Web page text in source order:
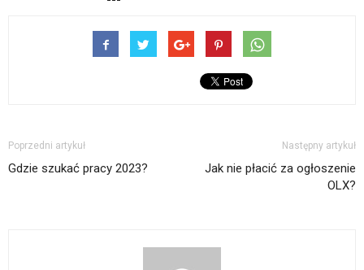
Poprzedni artykuł
Gdzie szukać pracy 2023?
Następny artykuł
Jak nie płacić za ogłoszenie
OLX?